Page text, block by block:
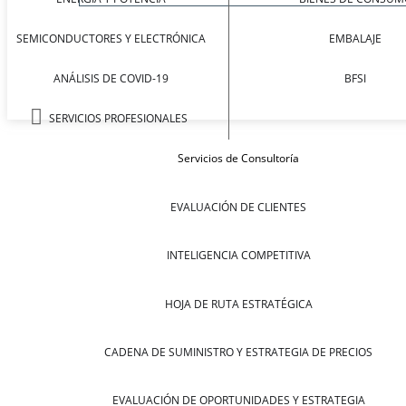
SEMICONDUCTORES Y ELECTRÓNICA
ANÁLISIS DE COVID-19
SERVICIOS PROFESIONALES
EMBALAJE
BFSI
Servicios de Consultoría
EVALUACIÓN DE CLIENTES
INTELIGENCIA COMPETITIVA
HOJA DE RUTA ESTRATÉGICA
CADENA DE SUMINISTRO Y ESTRATEGIA DE PRECIOS
EVALUACIÓN DE OPORTUNIDADES Y ESTRATEGIA